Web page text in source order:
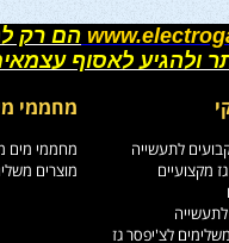
הם רק
ולהגיע לאסוף
מחממי
לתעשייה
מקצועיים
לצ'יפסר גז
מחממי מים
מוצרים